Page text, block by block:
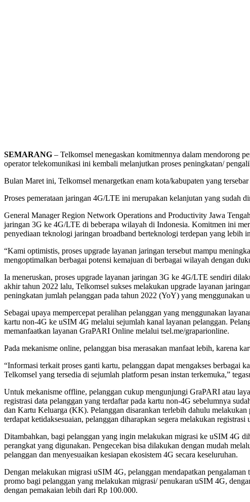
SEMARANG – Telkomsel menegaskan komitmennya dalam mendorong
operator telekomunikasi ini kembali melanjutkan proses peningkatan/
Bulan Maret ini, Telkomsel menargetkan enam kota/kabupaten yang
Proses pemerataan jaringan 4G/LTE ini merupakan kelanjutan yang sudah
General Manager Region Network Operations and Productivity Jawa
jaringan 3G ke 4G/LTE di beberapa wilayah di Indonesia. Komitmen ini
penyediaan teknologi jaringan broadband berteknologi terdepan yang lebih
“Kami optimistis, proses upgrade layanan jaringan tersebut mampu
mengoptimalkan berbagai potensi kemajuan di berbagai wilayah dengan
Ia meneruskan, proses upgrade layanan jaringan 3G ke 4G/LTE sendiri
akhir tahun 2022 lalu, Telkomsel sukses melakukan upgrade layanan
peningkatan jumlah pelanggan pada tahun 2022 (YoY) yang
Sebagai upaya mempercepat peralihan pelanggan yang menggunakan
kartu non-4G ke uSIM 4G melalui sejumlah kanal layanan pelanggan.
memanfaatkan layanan GraPARI Online melalui tsel.me/graparionline.
Pada mekanisme online, pelanggan bisa merasakan manfaat lebih, karena
“Informasi terkait proses ganti kartu, pelanggan dapat mengakses
Telkomsel yang tersedia di sejumlah platform pesan instan terkemuka,”
Untuk mekanisme offline, pelanggan cukup mengunjungi GraPARI atau
registrasi data pelanggan yang terdaftar pada kartu non-4G sebelumnya
dan Kartu Keluarga (KK). Pelanggan disarankan terlebih dahulu
terdapat ketidaksesuaian, pelanggan diharapkan segera melakukan
Ditambahkan, bagi pelanggan yang ingin melakukan migrasi ke uSIM 4G
perangkat yang digunakan. Pengecekan bisa dilakukan dengan mudah
pelanggan dan menyesuaikan kesiapan ekosistem 4G secara keseluruhan.
Dengan melakukan migrasi uSIM 4G, pelanggan mendapatkan
promo bagi pelanggan yang melakukan migrasi/ penukaran uSIM 4G,
dengan pemakaian lebih dari Rp 100.000.